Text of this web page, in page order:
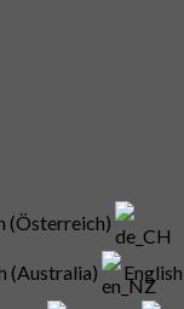
(Österreich)
(Australia) English